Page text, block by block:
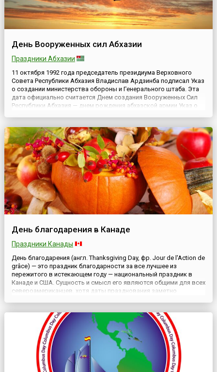
День Вооруженных сил Абхазии
Праздники Абхазии
11 октября 1992 года председатель президиума Верховного
Совета Республики Абхазия Владислав Ардзинба подписал Указ
о создании министерства обороны и Генерального штаба. Эта
дата официально считается Днем создания Вооруженных Сил
Республики Абхазия — днем рождения абхазской армии.Указ о
День благодарения в Канаде
Праздники Канады
День благодарения (англ. Thanksgiving Day, фр. Jour de l'Action de
grâce) — это праздник благодарности за все лучшее из
пережитого в истекающем году — национальный праздник в
Канаде и США. Сущность и смысл его являются общими для всех
североамериканцев, хотя даты празднования заметно